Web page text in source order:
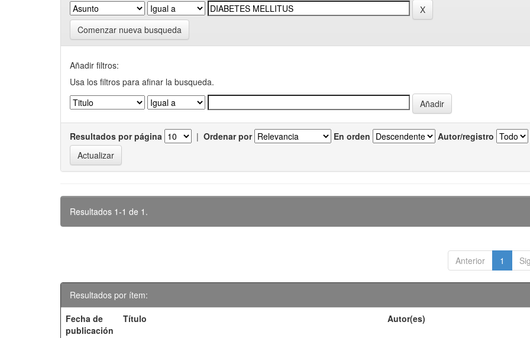
Comenzar nueva busqueda
Añadir filtros:
Usa los filtros para afinar la busqueda.
Resultados por página | Ordenar por En orden Autor/registro
Resultados 1-1 de 1.
Anterior 1
Resultados por ítem:
Fecha de
publicación
Título Autor(es)